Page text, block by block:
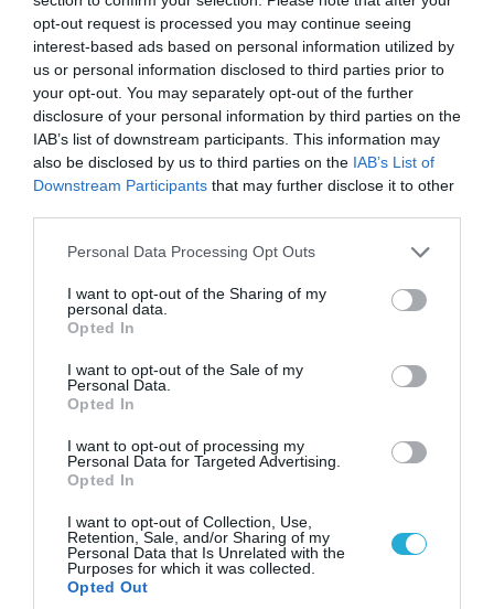
opt-out request is processed you may continue seeing
interest-based ads based on personal information utilized by
us or personal information disclosed to third parties prior to
your opt-out. You may separately opt-out of the further
disclosure of your personal information by third parties on the
IAB’s list of downstream participants. This information may
also be disclosed by us to third parties on the IAB’s List of
Downstream Participants that may further disclose it to other
Please note that this website/app uses one or more Google
not limited to your visit or usage behaviour. You may click to
grant or deny consent to Google and its third-party tags to
use your data for below specified purposes in below Google
consent section.
Personal Data Processing Opt Outs
I want to opt-out of the Sharing of my
personal data.
Opted In
I want to opt-out of the Sale of my
Personal Data.
Opted In
I want to opt-out of processing my
Personal Data for Targeted Advertising.
Opted In
I want to opt-out of Collection, Use,
Retention, Sale, and/or Sharing of my
Personal Data that Is Unrelated with the
Purposes for which it was collected.
Opted Out
Ο Γιάννης Αλαφούζος «τέλειωσε» τον
Κωνσταντίνο Ζούλα από τον ΣΚΑΪ – Ο λόγος της